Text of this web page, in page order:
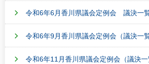
令和6年6月香川県議会定例会 議決一
令和6年9月香川県議会定例会（議決一覧
令和6年11月香川県議会定例会（議決一